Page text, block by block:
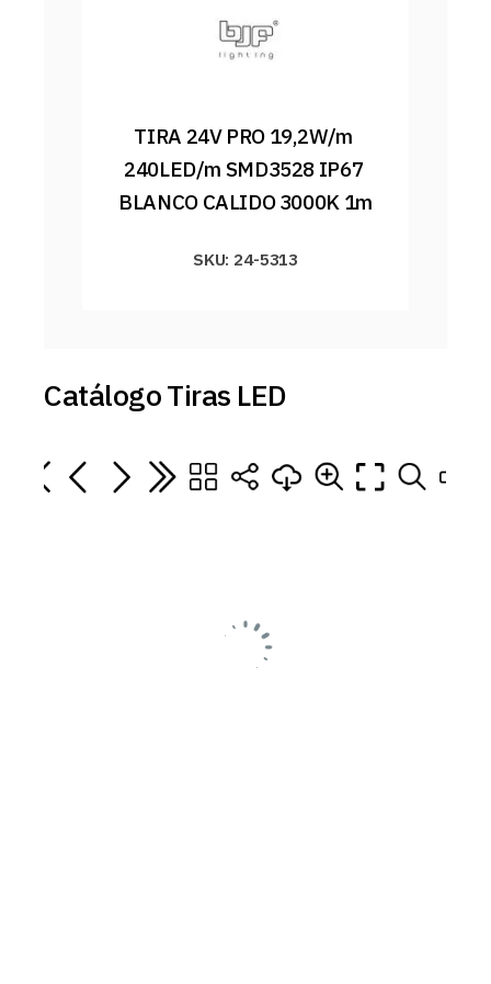
TIRA 24V PRO 19,2W/m
240LED/m SMD3528 IP67
BLANCO CALIDO 3000K 1m
SKU: 24-5313
Catálogo Tiras LED